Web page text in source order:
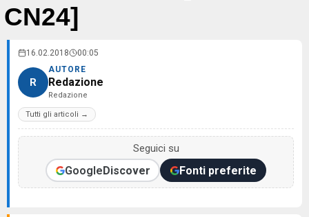
CN24]
16.02.2018 00:05
R
AUTORE
Redazione
Redazione
Tutti gli articoli →
Seguici su
GoogleDiscover Fonti preferite